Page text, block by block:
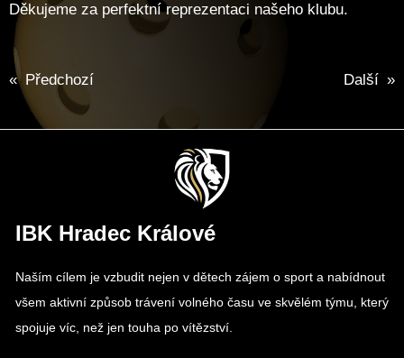
Děkujeme za perfektní reprezentaci našeho klubu.
« Předchozí Další »
IBK Hradec Králové
Naším cílem je vzbudit nejen v dětech zájem o sport a nabídnout
všem aktivní způsob trávení volného času ve skvělém týmu, který
spojuje víc, než jen touha po vítězství.